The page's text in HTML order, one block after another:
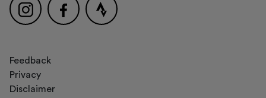
Feedback
Privacy
Disclaimer